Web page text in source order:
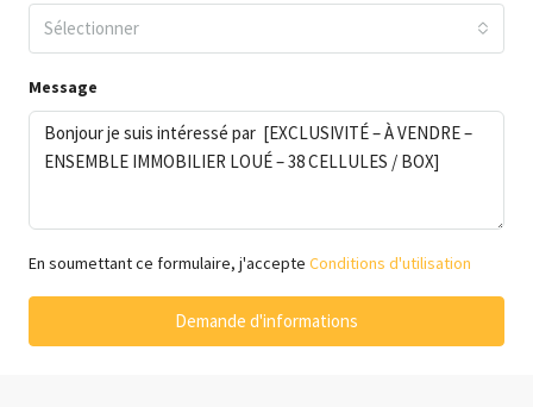
Sélectionner
Message
En soumettant ce formulaire, j'accepte Conditions d'utilisation
Demande d'informations